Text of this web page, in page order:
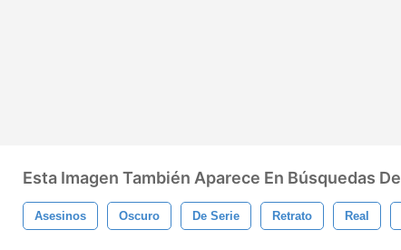
Esta Imagen También Aparece En Búsquedas De
Asesinos Oscuro De Serie Retrato Real